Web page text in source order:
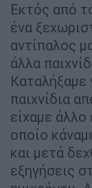
Εκτός από
ένα
αντίπαλος
άλλα
Καταλήξαμε
παιχνίδια
είχαμε
οποίο
και μετά
εξηγήσεις